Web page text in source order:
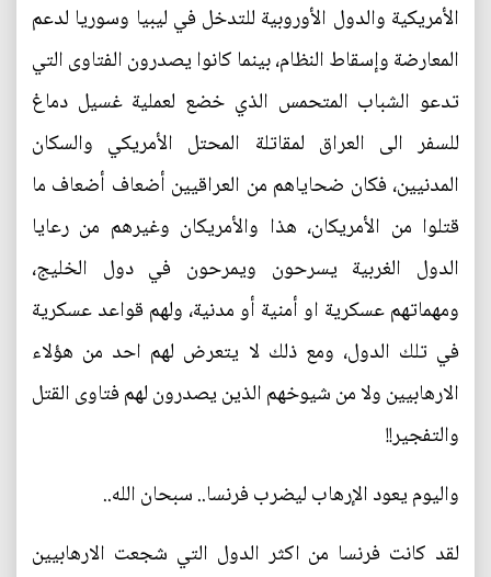
الأمريكية والدول الأوروبية للتدخل في ليبيا وسوريا لدعم
المعارضة وإسقاط النظام، بينما كانوا يصدرون الفتاوى التي
تدعو الشباب المتحمس الذي خضع لعملية غسيل دماغ
للسفر الى العراق لمقاتلة المحتل الأمريكي والسكان
المدنيين، فكان ضحاياهم من العراقيين أضعاف أضعاف ما
قتلوا من الأمريكان، هذا والأمريكان وغيرهم من رعايا
الدول الغربية يسرحون ويمرحون في دول الخليج،
ومهماتهم عسكرية او أمنية أو مدنية، ولهم قواعد عسكرية
في تلك الدول، ومع ذلك لا يتعرض لهم احد من هؤلاء
الارهابيين ولا من شيوخهم الذين يصدرون لهم فتاوى القتل
والتفجير!!
واليوم يعود الإرهاب ليضرب فرنسا.. سبحان الله..
لقد كانت فرنسا من اكثر الدول التي شجعت الارهابيين